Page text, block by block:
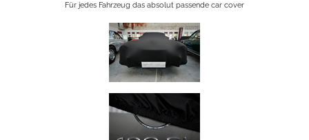
Für jedes Fahrzeug das absolut passende car cover